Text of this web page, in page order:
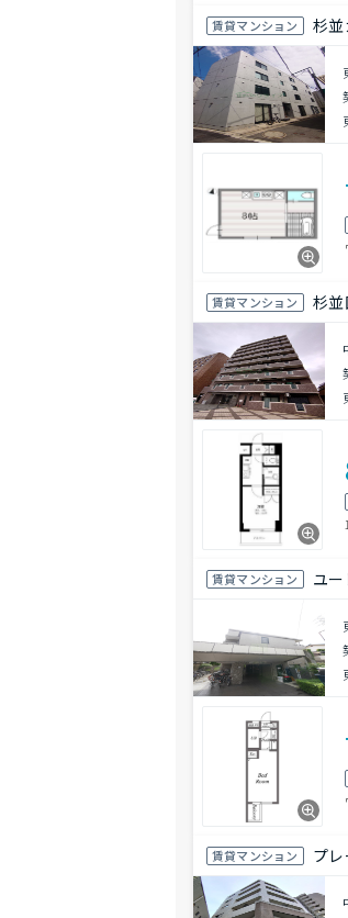
賃貸マンション 杉
賃貸マンション 杉
賃貸マンション ユ
賃貸マンション プ